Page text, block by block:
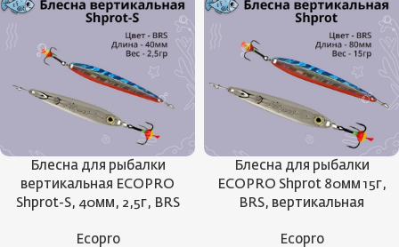
Блесна для рыбалки
вертикальная ECOPRO
Shprot-S, 40мм, 2,5г, BRS
Ecopro
Блесна для рыбалки
ECOPRO Shprot 80мм 15г,
BRS, вертикальная
Ecopro